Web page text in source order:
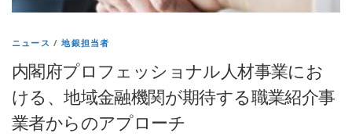
ニュース /地銀担当者
内閣府プロフェッショナル人材事業にお
ける、地域金融機関が期待する職業紹介事
業者からのアプローチ